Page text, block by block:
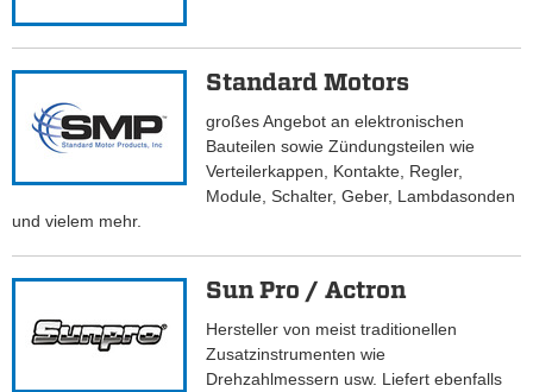
Standard Motors
großes Angebot an elektronischen
Bauteilen sowie Zündungsteilen wie
Verteilerkappen, Kontakte, Regler,
Module, Schalter, Geber, Lambdasonden
und vielem mehr.
Sun Pro / Actron
Hersteller von meist traditionellen
Zusatzinstrumenten wie
Drehzahlmessern usw. Liefert ebenfalls